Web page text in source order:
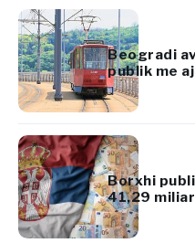
Beogradi
publik me
Borxhi
41,29
nën 45% të